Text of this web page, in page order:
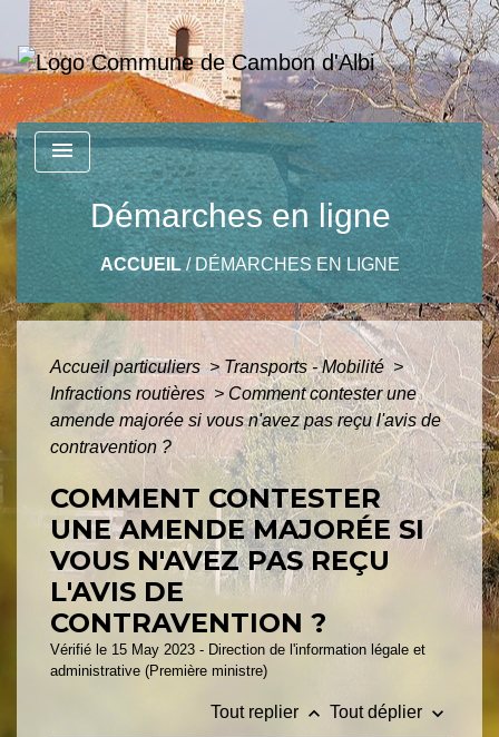
menu
Démarches en ligne
ACCUEIL/DÉMARCHES EN LIGNE
Accueil particuliers> Transports - Mobilité>
Infractions routières> Comment contester une
amende majorée si vous n'avez pas reçu l'avis de
contravention ?
COMMENT CONTESTER
UNE AMENDE MAJORÉE SI
VOUS N'AVEZ PAS REÇU
L'AVIS DE
CONTRAVENTION ?
Vérifié le 15 May 2023 - Direction de l'information légale et
administrative (Première ministre)
Tout replier keyboard_arrow_up Tout déplier keyboard_arrow_down